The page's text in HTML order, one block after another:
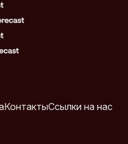
КонтактыСсылки на нас